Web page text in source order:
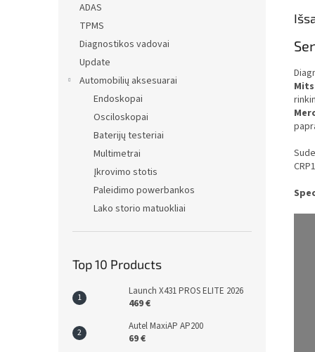
ADAS
TPMS
Diagnostikos vadovai
Update
Automobilių aksesuarai
Endoskopai
Osciloskopai
Baterijų testeriai
Multimetrai
Įkrovimo stotis
Paleidimo powerbankos
Lako storio matuokliai
Top 10 Products
Launch X431 PROS ELITE 2026
469 €
Autel MaxiAP AP200
69 €